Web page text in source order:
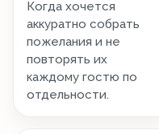
Когда хочется
аккуратно собрать
пожелания и не
повторять их
каждому гостю по
отдельности.